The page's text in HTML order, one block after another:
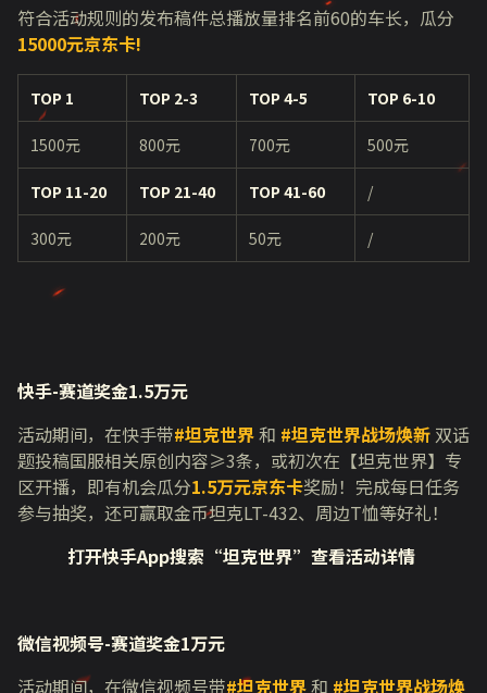
符合活动规则的发布稿件总播放量排名前60的车长，瓜分
15000元京东卡!
TOP 1 TOP 2-3 TOP 4-5 TOP 6-10
1500元 800元 700元 500元
TOP 11-20 TOP 21-40 TOP 41-60 /
300元 200元 50元 /
快手-赛道奖金1.5万元
活动期间，在快手带#坦克世界和 #坦克世界战场焕新 双话
题投稿国服相关原创内容≥3条，或初次在【坦克世界】专
区开播，即有机会瓜分1.5万元京东卡奖励！完成每日任务
参与抽奖，还可赢取金币坦克LT-432、周边T恤等好礼！
打开快手App搜索“坦克世界”查看活动详情
微信视频号-赛道奖金1万元
活动期间，在微信视频号带#坦克世界和 #坦克世界战场焕